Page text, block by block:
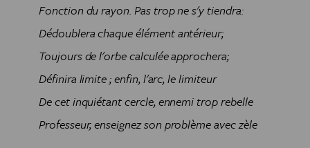
Fonction du rayon. Pas trop ne s'y tiendra:
Dédoublera chaque élément antérieur;
Toujours de l'orbe calculée approchera;
Définira limite ; enfin, l'arc, le limiteur
De cet inquiétant cercle, ennemi trop rebelle
Professeur, enseignez son problème avec zèle